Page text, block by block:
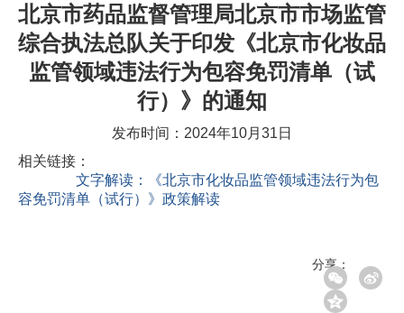
北京市药品监督管理局北京市市场监管
综合执法总队关于印发《北京市化妆品
监管领域违法行为包容免罚清单（试
行）》的通知
发布时间：2024年10月31日
相关链接：
文字解读：《北京市化妆品监管领域违法行为包
容免罚清单（试行）》政策解读
分享：